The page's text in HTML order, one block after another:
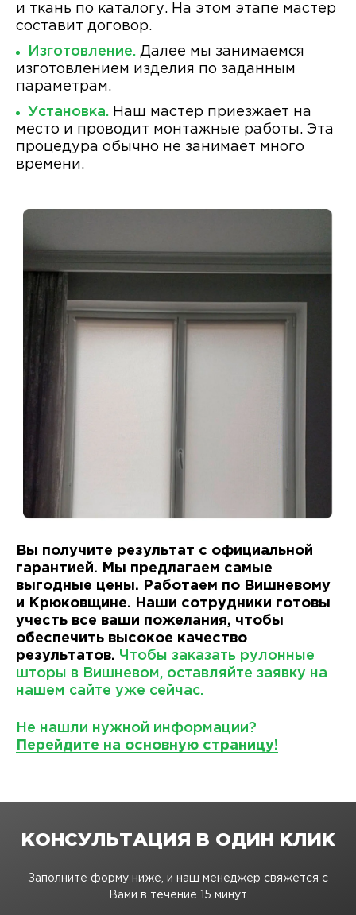
и ткань по каталогу. На этом этапе мастер
составит договор.
Изготовление. Далее мы занимаемся
изготовлением изделия по заданным
параметрам.
Установка. Наш мастер приезжает на
место и проводит монтажные работы. Эта
процедура обычно не занимает много
времени.
Вы получите результат с официальной
гарантией. Мы предлагаем самые
выгодные цены. Работаем по Вишневому
и Крюковщине. Наши сотрудники готовы
учесть все ваши пожелания, чтобы
обеспечить высокое качество
результатов. Чтобы заказать рулонные
шторы в Вишневом, оставляйте заявку на
нашем сайте уже сейчас.
Не нашли нужной информации?
Перейдите на основную страницу!
КОНСУЛЬТАЦИЯ В ОДИН КЛИК
Заполните форму ниже, и наш менеджер свяжется с
Вами в течение 15 минут